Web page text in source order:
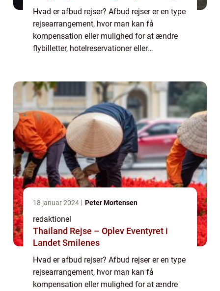
Hvad er afbud rejser? Afbud rejser er en type
rejsearrangement, hvor man kan få
kompensation eller mulighed for at ændre
flybilletter, hotelreservationer eller
Dette kan om...
18 januar 2024 Peter Mortensen
redaktionel
Thailand Rejse – Oplev Eventyret i
Landet Smilenes
Hvad er afbud rejser? Afbud rejser er en type
rejsearrangement, hvor man kan få
kompensation eller mulighed for at ændre